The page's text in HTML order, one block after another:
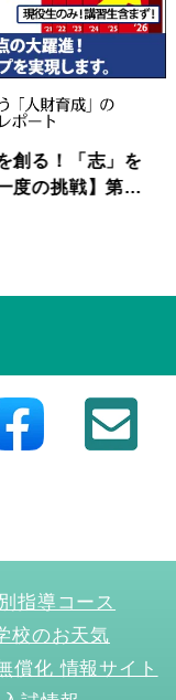
創る！「志」を
度の挑戦】第7
クール 優秀者
指導コース
校のお天気
償化 情報サイト